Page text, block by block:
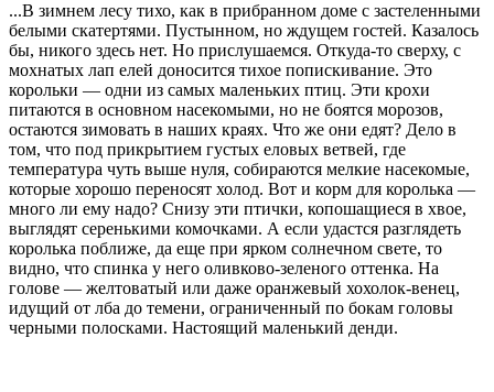
...В зимнем лесу тихо, как в прибранном доме с застеленными
белыми скатертями. Пустынном, но ждущем гостей. Казалось
бы, никого здесь нет. Но прислушаемся. Откуда-то сверху, с
мохнатых лап елей доносится тихое попискивание. Это
корольки — одни из самых маленьких птиц. Эти крохи
питаются в основном насекомыми, но не боятся морозов,
остаются зимовать в наших краях. Что же они едят? Дело в
том, что под прикрытием густых еловых ветвей, где
температура чуть выше нуля, собираются мелкие насекомые,
которые хорошо переносят холод. Вот и корм для королька —
много ли ему надо? Снизу эти птички, копошащиеся в хвое,
выглядят серенькими комочками. А если удастся разглядеть
королька поближе, да еще при ярком солнечном свете, то
видно, что спинка у него оливково-зеленого оттенка. На
голове — желтоватый или даже оранжевый хохолок-венец,
идущий от лба до темени, ограниченный по бокам головы
черными полосками. Настоящий маленький денди.